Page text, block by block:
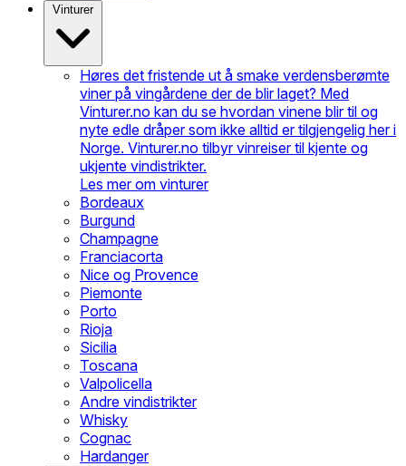
Vinturer
Høres det fristende ut å smake verdensberømte
viner på vingårdene der de blir laget? Med
Vinturer.no kan du se hvordan vinene blir til og
nyte edle dråper som ikke alltid er tilgjengelig her i
Norge. Vinturer.no tilbyr vinreiser til kjente og
ukjente vindistrikter.
Les mer om vinturer
Bordeaux
Burgund
Champagne
Franciacorta
Nice og Provence
Piemonte
Porto
Rioja
Sicilia
Toscana
Valpolicella
Andre vindistrikter
Whisky
Cognac
Hardanger